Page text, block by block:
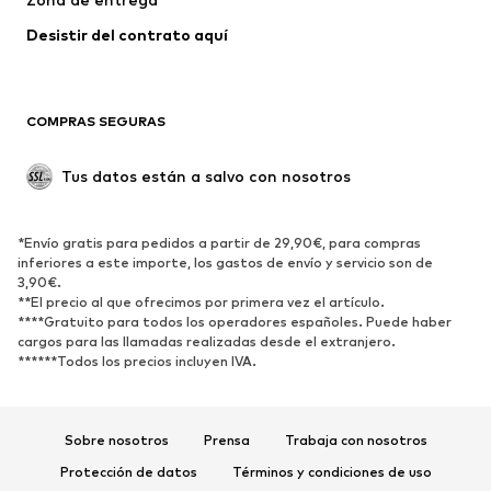
Ropa de baño
Nuevo
Tendencia
Zapatos bajos
Zapatos deportivos
Zapatos abiertos
DEPORTE
Ropa deportiva
Disciplinas deportivas
Complementos deportivos
COMPLEMENTOS
Desistir del contrato aquí
COMPRAS SEGURAS
Tus datos están a salvo con nosotros
*Envío gratis para pedidos a partir de 29,90€, para compras
inferiores a este importe, los gastos de envío y servicio son de
3,90€.
**El precio al que ofrecimos por primera vez el artículo.
****Gratuito para todos los operadores españoles. Puede haber
cargos para las llamadas realizadas desde el extranjero.
******Todos los precios incluyen IVA.
Sobre nosotros Prensa
Trabaja con nosotros
Protección de datos
Términos y condiciones de uso